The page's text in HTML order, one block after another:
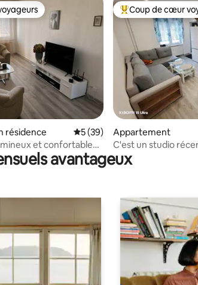
de 75 commentaires : 4,87 sur 5
résidence Évaluation moyenne sur la
5 (39)
et confortable
Coups de cœur
Coup de cœur
Appartement
C'est un studio
Profesora Hlavaca
avantageux